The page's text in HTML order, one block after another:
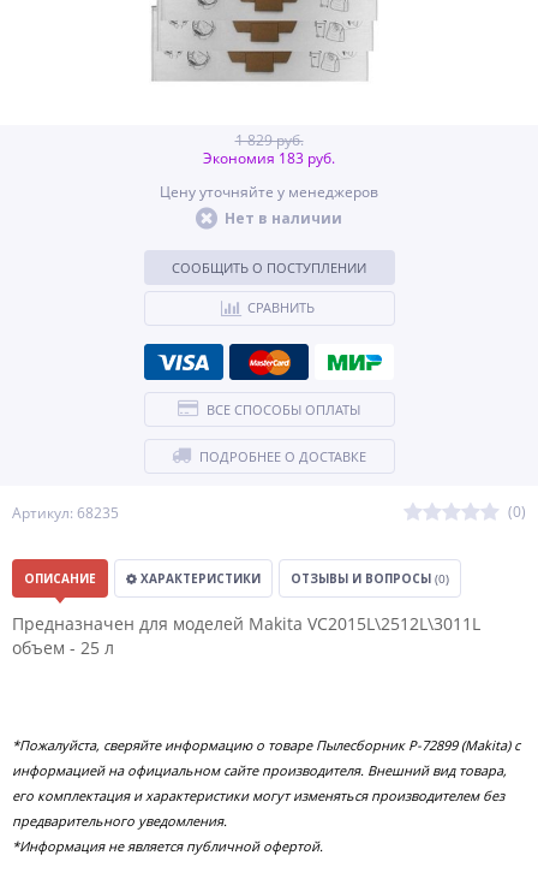
Артикул: 68235 (0)
1 829 руб.
Экономия 183 руб.
Цену уточняйте у менеджеров
Нет в наличии
СООБЩИТЬ О ПОСТУПЛЕНИИ
СРАВНИТЬ
ВСЕ СПОСОБЫ ОПЛАТЫ
ПОДРОБНЕЕ О ДОСТАВКЕ
ОПИСАНИЕ ХАРАКТЕРИСТИКИ ОТЗЫВЫ И ВОПРОСЫ (0)
Предназначен для моделей Makita VC2015L\2512L\3011L
объем - 25 л
*Пожалуйста, сверяйте информацию о товаре Пылесборник P-72899 (Makita) с
информацией на официальном сайте производителя. Внешний вид товара,
его комплектация и характеристики могут изменяться производителем без
предварительного уведомления.
*Информация не является публичной офертой.